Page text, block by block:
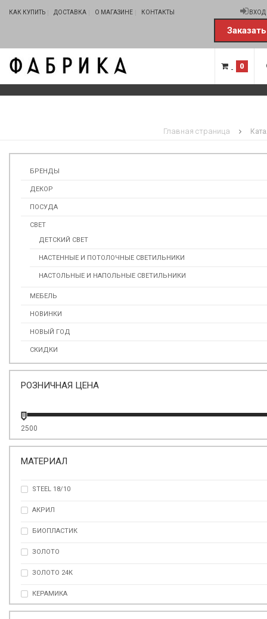
КАК КУПИТЬ ДОСТАВКА О МАГАЗИНЕ КОНТАКТЫ ВХОД
0
Главная страница
БРЕНДЫ
ДЕКОР
ПОСУДА
СВЕТ
ДЕТСКИЙ СВЕТ
НАСТЕННЫЕ И ПОТОЛОЧНЫЕ СВЕТИЛЬНИКИ
НАСТОЛЬНЫЕ И НАПОЛЬНЫЕ СВЕТИЛЬНИКИ
МЕБЕЛЬ
НОВИНКИ
НОВЫЙ ГОД
СКИДКИ
РОЗНИЧНАЯ ЦЕНА
2500
МАТЕРИАЛ
STEEL 18/10
АКРИЛ
БИОПЛАСТИК
ЗОЛОТО
ЗОЛОТО 24К
КЕРАМИКА
КЕРАМОГРАНИТ